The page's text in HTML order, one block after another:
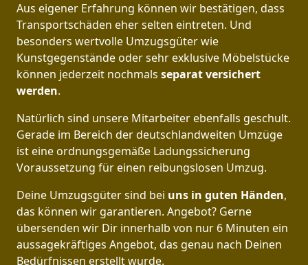
Aus eigener Erfahrung können wir bestätigen, dass
Transportschäden eher selten eintreten. Und
besonders wertvolle Umzugsgüter wie
Kunstgegenstände oder sehr exklusive Möbelstücke
können jederzeit nochmals separat versichert
werden.
Natürlich sind unsere Mitarbeiter ebenfalls geschult.
Gerade im Bereich der deutschlandweiten Umzüge
ist eine ordnungsgemäße Ladungssicherung
Voraussetzung für einen reibungslosen Umzug.
Deine Umzugsgüter sind bei uns in guten Händen,
das können wir garantieren. Angebot? Gerne
übersenden wir Dir innerhalb von nur 6 Minuten ein
aussagekräftiges Angebot, das genau nach Deinen
Bedürfnissen erstellt wurde.